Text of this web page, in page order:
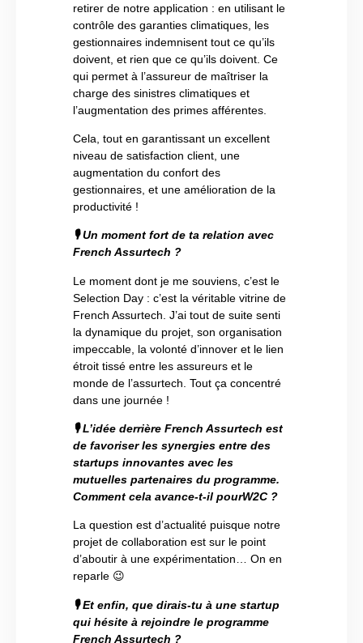
retirer de notre application : en utilisant le
contrôle des garanties climatiques, les
gestionnaires indemnisent tout ce qu’ils
doivent, et rien que ce qu’ils doivent. Ce
qui permet à l’assureur de maîtriser la
charge des sinistres climatiques et
l’augmentation des primes afférentes.
Cela, tout en garantissant un excellent
niveau de satisfaction client, une
augmentation du confort des
gestionnaires, et une amélioration de la
productivité !
🎙Un moment fort de ta relation avec
French Assurtech ?
Le moment dont je me souviens, c’est le
Selection Day : c’est la véritable vitrine de
French Assurtech. J’ai tout de suite senti
la dynamique du projet, son organisation
impeccable, la volonté d’innover et le lien
étroit tissé entre les assureurs et le
monde de l’assurtech. Tout ça concentré
dans une journée !
🎙L’idée derrière French Assurtech est
de favoriser les synergies entre des
startups innovantes avec les
mutuelles partenaires du programme.
Comment cela avance-t-il pourW2C ?
La question est d’actualité puisque notre
projet de collaboration est sur le point
d’aboutir à une expérimentation… On en
reparle 😉
🎙Et enfin, que dirais-tu à une startup
qui hésite à rejoindre le programme
French Assurtech ?